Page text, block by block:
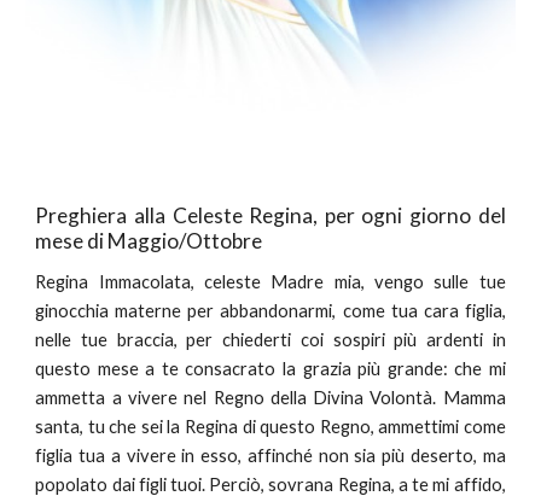
Preghiera alla Celeste Regina, per ogni giorno del
mese di Maggio/Ottobre
Regina Immacolata, celeste Madre mia, vengo sulle tue
ginocchia materne per abbandonarmi, come tua cara figlia,
nelle tue braccia, per chiederti coi sospiri più ardenti in
questo mese a te consacrato la grazia più grande: che mi
ammetta a vivere nel Regno della Divina Volontà. Mamma
santa, tu che sei la Regina di questo Regno, ammettimi come
figlia tua a vivere in esso, affinché non sia più deserto, ma
popolato dai figli tuoi. Perciò, sovrana Regina, a te mi affido,